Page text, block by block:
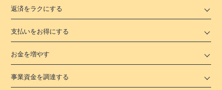
返済をラクにする
支払いをお得にする
お金を増やす
事業資金を調達する